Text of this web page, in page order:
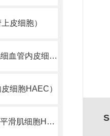
皮细胞）
HDMEC细胞（人皮肤毛细血管内皮细胞）
细胞HAEC）
HASMC细胞（人主动脉平滑肌细胞HASMC）